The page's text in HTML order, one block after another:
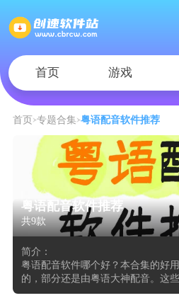
首页 游戏
首页 专题合集 粤语配音软件推荐
粤语配音软件推荐
共9款
简介：
粤语配音软件哪个好？本合集的好
的，部分还是由粤语大神配音。这
采集珠三角地区发音人数据，能准